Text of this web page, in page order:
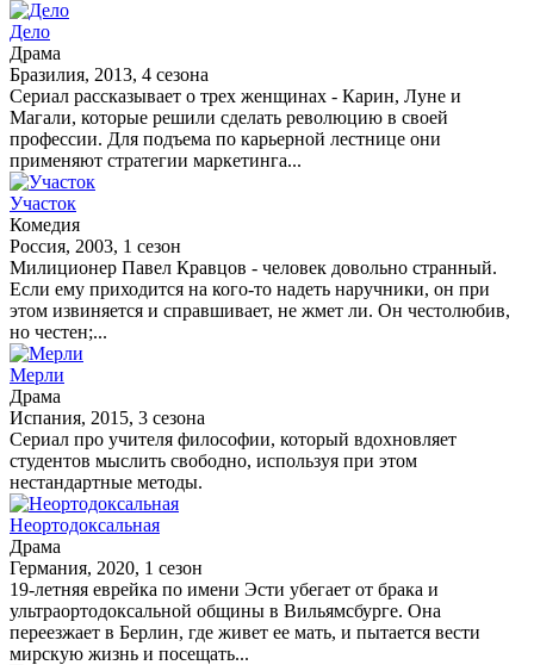
Дело
Драма
Бразилия, 2013, 4 сезона
Сериал рассказывает о трех женщинах - Карин, Луне и
Магали, которые решили сделать революцию в своей
профессии. Для подъема по карьерной лестнице они
применяют стратегии маркетинга...
Участок
Комедия
Россия, 2003, 1 сезон
Милиционер Павел Кравцов - человек довольно странный.
Если ему приходится на кого-то надеть наручники, он при
этом извиняется и справшивает, не жмет ли. Он честолюбив,
но честен;...
Мерли
Драма
Испания, 2015, 3 сезона
Сериал про учителя философии, который вдохновляет
студентов мыслить свободно, используя при этом
нестандартные методы.
Неортодоксальная
Драма
Германия, 2020, 1 сезон
19-летняя еврейка по имени Эсти убегает от брака и
ультраортодоксальной общины в Вильямсбурге. Она
переезжает в Берлин, где живет ее мать, и пытается вести
мирскую жизнь и посещать...